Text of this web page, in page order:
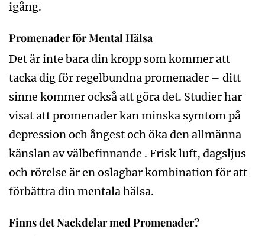
igång.
Promenader för Mental Hälsa
Det är inte bara din kropp som kommer att
tacka dig för regelbundna promenader – ditt
sinne kommer också att göra det. Studier har
visat att promenader kan minska symtom på
depression och ångest och öka den allmänna
känslan av välbefinnande . Frisk luft, dagsljus
och rörelse är en oslagbar kombination för att
förbättra din mentala hälsa.
Finns det Nackdelar med Promenader?